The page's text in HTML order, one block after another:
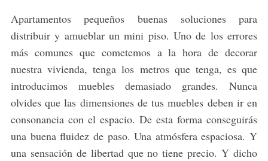
Apartamentos pequeños buenas soluciones para
distribuir y amueblar un mini piso. Uno de los errores
más comunes que cometemos a la hora de decorar
nuestra vivienda, tenga los metros que tenga, es que
introducimos muebles demasiado grandes. Nunca
olvides que las dimensiones de tus muebles deben ir en
consonancia con el espacio. De esta forma conseguirás
una buena fluidez de paso. Una atmósfera espaciosa. Y
una sensación de libertad que no tiene precio. Y dicho